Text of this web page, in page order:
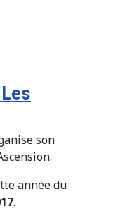
son
année du
.